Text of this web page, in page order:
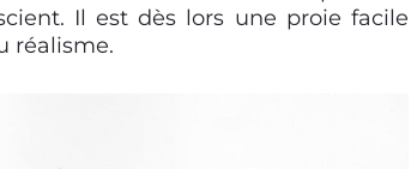
Il est dès lors une proie facile
réalisme.